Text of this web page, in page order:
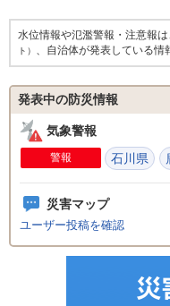
水位情報や氾濫警報・注意報は
ト） 、自治体が発表している情
発表中の防災情報
気象警報
警報 石川県
災害マップ
ユーザー投稿を確認